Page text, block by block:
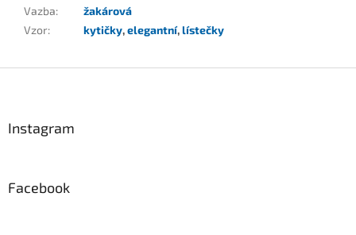
Vazba:
žakárová
Vzor: kytičky,elegantní,lístečky
Instagram
Facebook